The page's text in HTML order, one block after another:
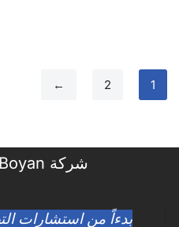
1
2
←
شركة Boyan لحلول التصنيع المحدودة
بدءاً من استشارات